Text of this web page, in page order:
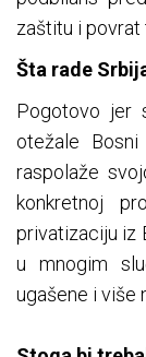
zaštitu i povrat
Šta rade
Pogotovo jer
otežale
raspolaže
konkretnoj
privatizaciju iz
u mnogim
ugašene i više